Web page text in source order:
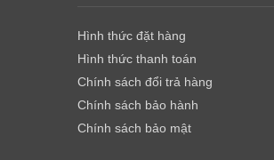
Hình thức đặt hàng
Hình thức thanh toán
Chính sách đổi trả hàng
Chính sách bảo hành
Chính sách bảo mật